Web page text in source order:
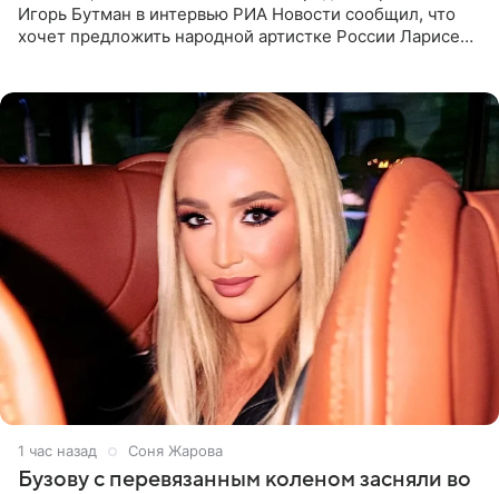
Игорь Бутман в интервью РИА Новости сообщил, что
хочет предложить народной артистке России Ларисе
1 час назад Соня Жарова
Бузову с перевязанным коленом засняли во